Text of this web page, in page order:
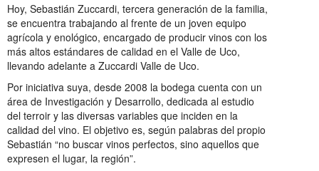
Hoy, Sebastián Zuccardi, tercera generación de la familia,
se encuentra trabajando al frente de un joven equipo
agrícola y enológico, encargado de producir vinos con los
más altos estándares de calidad en el Valle de Uco,
llevando adelante a Zuccardi Valle de Uco.
Por iniciativa suya, desde 2008 la bodega cuenta con un
área de Investigación y Desarrollo, dedicada al estudio
del terroir y las diversas variables que inciden en la
calidad del vino. El objetivo es, según palabras del propio
Sebastián “no buscar vinos perfectos, sino aquellos que
expresen el lugar, la región”.